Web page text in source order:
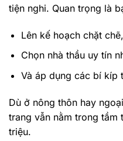
tiện nghi. Quan trọng là
Lên kế hoạch chặt chẽ,
Chọn nhà thầu uy tín
Và áp dụng các bí kíp
Dù ở nông thôn hay
trang vẫn nằm trong tầm
triệu.